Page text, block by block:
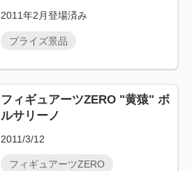
2011年2月登場済み
プライズ景品
フィギュアーツZERO "黄猿" ボ
ルサリーノ
2011/3/12
フィギュアーツZERO